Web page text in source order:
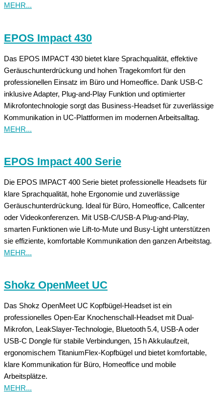
MEHR...
EPOS Impact 430
Das EPOS IMPACT 430 bietet klare Sprachqualität, effektive
Geräuschunterdrückung und hohen Tragekomfort für den
professionellen Einsatz im Büro und Homeoffice. Dank USB-C
inklusive Adapter, Plug-and-Play Funktion und optimierter
Mikrofontechnologie sorgt das Business-Headset für zuverlässige
Kommunikation in UC-Plattformen im modernen Arbeitsalltag.
MEHR...
EPOS Impact 400 Serie
Die EPOS IMPACT 400 Serie bietet professionelle Headsets für
klare Sprachqualität, hohe Ergonomie und zuverlässige
Geräuschunterdrückung. Ideal für Büro, Homeoffice, Callcenter
oder Videokonferenzen. Mit USB‑C/USB‑A Plug-and-Play,
smarten Funktionen wie Lift-to-Mute und Busy-Light unterstützen
sie effiziente, komfortable Kommunikation den ganzen Arbeitstag.
MEHR...
Shokz OpenMeet UC
Das Shokz OpenMeet UC Kopfbügel-Headset ist ein
professionelles Open-Ear Knochenschall-Headset mit Dual-
Mikrofon, LeakSlayer-Technologie, Bluetooth 5.4, USB-A oder
USB-C Dongle für stabile Verbindungen, 15 h Akkulaufzeit,
ergonomischem TitaniumFlex-Kopfbügel und bietet komfortable,
klare Kommunikation für Büro, Homeoffice und mobile
Arbeitsplätze.
MEHR...